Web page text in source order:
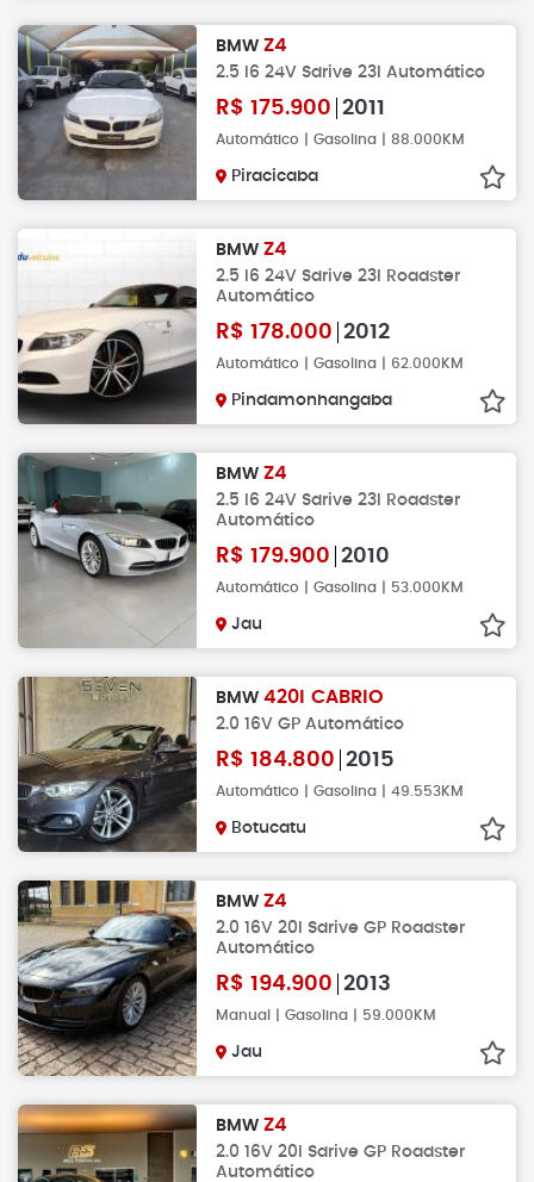
BMW Z4
2.5 I6 24V Sdrive 23I Automático
R$ 175.900 2011
Automático | Gasolina | 88.000KM
Piracicaba
BMW Z4
2.5 I6 24V Sdrive 23I Roadster
Automático
R$ 178.000 2012
Automático | Gasolina | 62.000KM
Pindamonhangaba
BMW Z4
2.5 I6 24V Sdrive 23I Roadster
Automático
R$ 179.900 2010
Automático | Gasolina | 53.000KM
Jau
BMW 420I CABRIO
2.0 16V GP Automático
R$ 184.800 2015
Automático | Gasolina | 49.553KM
Botucatu
BMW Z4
2.0 16V 20I Sdrive GP Roadster
Automático
R$ 194.900 2013
Manual | Gasolina | 59.000KM
Jau
BMW Z4
2.0 16V 20I Sdrive GP Roadster
Automático